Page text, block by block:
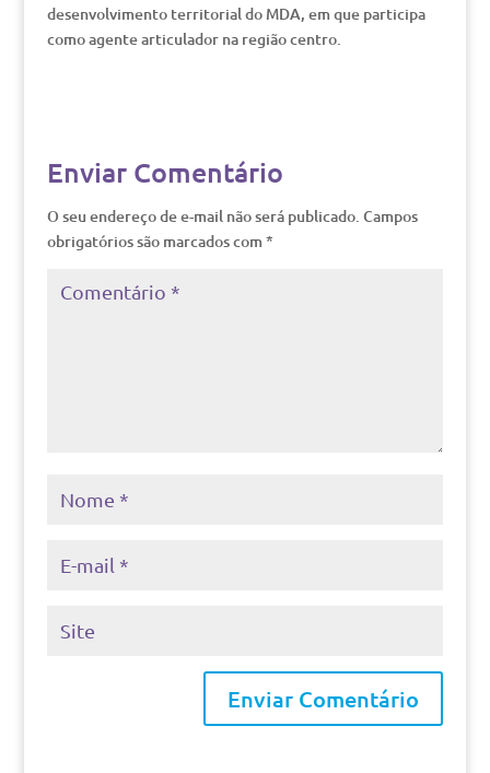
desenvolvimento territorial do MDA, em que participa
como agente articulador na região centro.
Enviar Comentário
O seu endereço de e-mail não será publicado. Campos
obrigatórios são marcados com *